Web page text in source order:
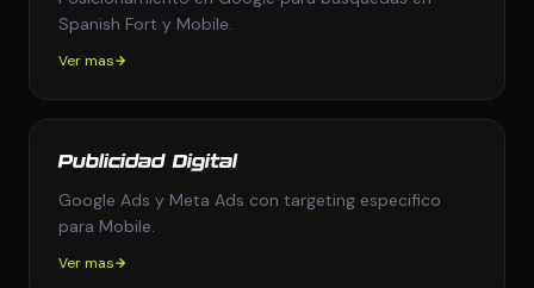
Spanish Fort y Mobile.
Ver mas
Publicidad Digital
Google Ads y Meta Ads con targeting especifico
para Mobile.
Ver mas